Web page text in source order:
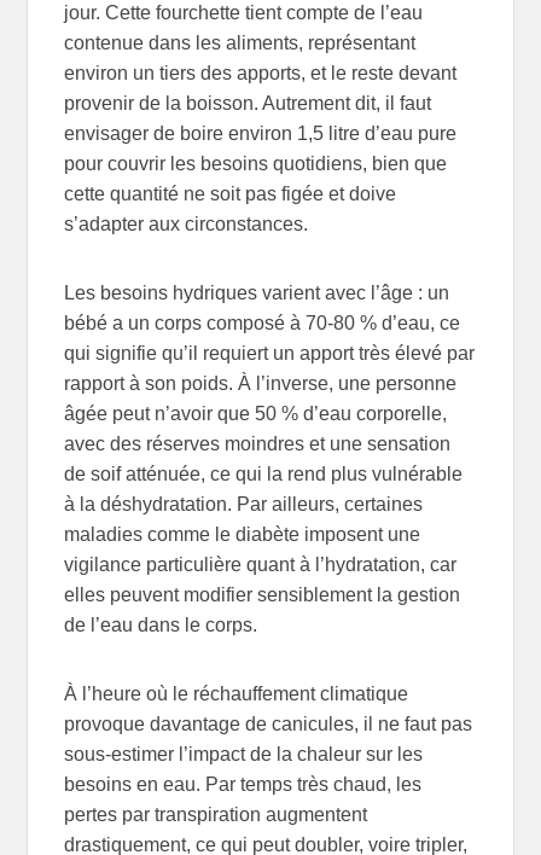
jour. Cette fourchette tient compte de l’eau
contenue dans les aliments, représentant
environ un tiers des apports, et le reste devant
provenir de la boisson. Autrement dit, il faut
envisager de boire environ 1,5 litre d’eau pure
pour couvrir les besoins quotidiens, bien que
cette quantité ne soit pas figée et doive
s’adapter aux circonstances.
Les besoins hydriques varient avec l’âge : un
bébé a un corps composé à 70-80 % d’eau, ce
qui signifie qu’il requiert un apport très élevé par
rapport à son poids. À l’inverse, une personne
âgée peut n’avoir que 50 % d’eau corporelle,
avec des réserves moindres et une sensation
de soif atténuée, ce qui la rend plus vulnérable
à la déshydratation. Par ailleurs, certaines
maladies comme le diabète imposent une
vigilance particulière quant à l’hydratation, car
elles peuvent modifier sensiblement la gestion
de l’eau dans le corps.
À l’heure où le réchauffement climatique
provoque davantage de canicules, il ne faut pas
sous-estimer l’impact de la chaleur sur les
besoins en eau. Par temps très chaud, les
pertes par transpiration augmentent
drastiquement, ce qui peut doubler, voire tripler,